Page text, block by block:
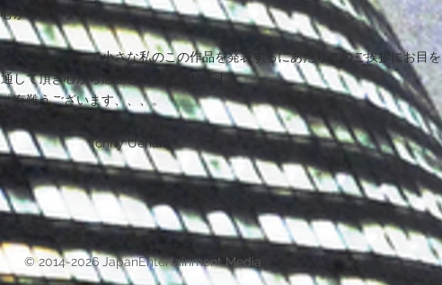
心から願います。
この作品、そして小さな私のこの作品を発表するにあたりこのご挨拶にお目を
通して頂き心から感謝と敬意を表します。
『有難うございます、、、。
心の源から感謝 』
Tonny Uehara
© 2014-2026 JapanEntertainment Media